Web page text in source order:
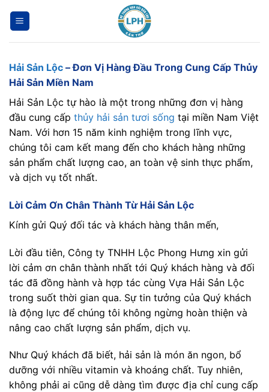
qua
Hải Sản Lộc – Đơn Vị Hàng Đầu Trong Cung Cấp Thủy
Hải Sản Miền Nam
Hải Sản Lộc tự hào là một trong những đơn vị hàng
đầu cung cấp thủy hải sản tươi sống tại miền Nam Việt
Nam. Với hơn 15 năm kinh nghiệm trong lĩnh vực,
chúng tôi cam kết mang đến cho khách hàng những
sản phẩm chất lượng cao, an toàn vệ sinh thực phẩm,
và dịch vụ tốt nhất.
Lời Cảm Ơn Chân Thành Từ Hải Sản Lộc
Kính gửi Quý đối tác và khách hàng thân mến,
Lời đầu tiên, Công ty TNHH Lộc Phong Hưng xin gửi
lời cảm ơn chân thành nhất tới Quý khách hàng và đối
tác đã đồng hành và hợp tác cùng Vựa Hải Sản Lộc
trong suốt thời gian qua. Sự tin tưởng của Quý khách
là động lực để chúng tôi không ngừng hoàn thiện và
nâng cao chất lượng sản phẩm, dịch vụ.
Như Quý khách đã biết, hải sản là món ăn ngon, bổ
dưỡng với nhiều vitamin và khoáng chất. Tuy nhiên,
không phải ai cũng dễ dàng tìm được địa chỉ cung cấp